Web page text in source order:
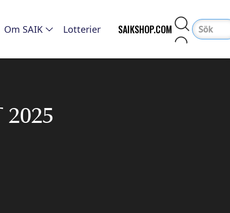
Om SAIK Lotterier SAIKSHOP.COM
2025